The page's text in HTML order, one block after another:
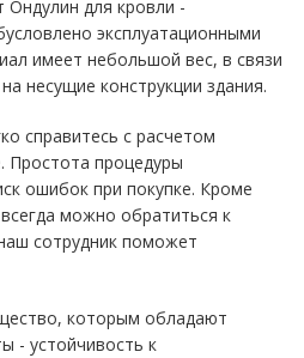
для кровли -
эксплуатационными
имеет небольшой вес, в связи
несущие конструкции здания.
справитесь с расчетом
Простота процедуры
ошибок при покупке. Кроме
можно обратиться к
сотрудник поможет
которым обладают
- устойчивость к